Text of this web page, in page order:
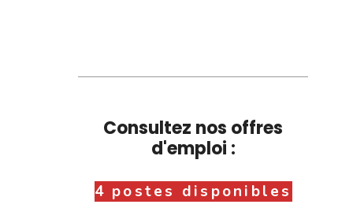
Consultez nos offres
d'emploi :
4 postes disponibles